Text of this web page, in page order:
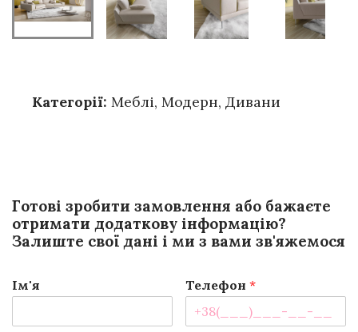
Категорії: Меблі, Модерн, Дивани
Готові зробити замовлення або бажаєте
отримати додаткову інформацію?
Залиште свої дані і ми з вами зв'яжемося
Ім'я Телефон*